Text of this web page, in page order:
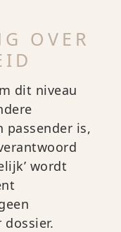
OVER
dit niveau
is,
wordt